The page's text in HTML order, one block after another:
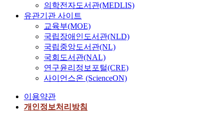
의학전자도서관(MEDLIS)
유관기관 사이트
교육부(MOE)
국립장애인도서관(NLD)
국립중앙도서관(NL)
국회도서관(NAL)
연구윤리정보포털(CRE)
사이언스온 (ScienceON)
이용약관
개인정보처리방침